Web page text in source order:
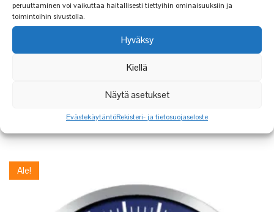
peruuttaminen voi vaikuttaa haitallisesti tiettyihin ominaisuuksiin ja
toimintoihin sivustolla.
Hyväksy
Kiellä
Näytä asetukset
EvästekäytäntöRekisteri- ja tietosuojaseloste
SMOKEWARE LÄMPÖMITTARI
Ale!